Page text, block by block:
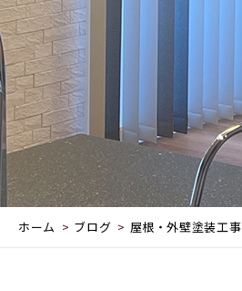
ホーム ブログ 屋根・外壁塗装工事